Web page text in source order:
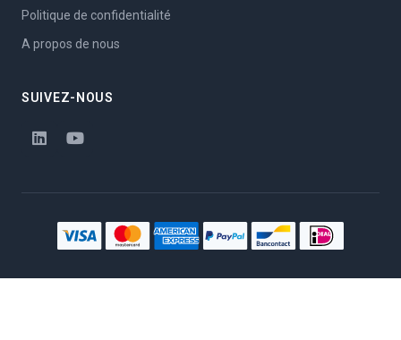
Politique de confidentialité
A propos de nous
SUIVEZ-NOUS